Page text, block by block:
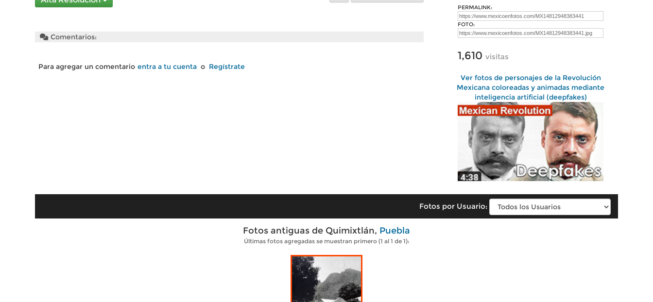
Comentarios:
Para agregar un comentario entra a tu cuenta o Regístrate
PERMALINK:
FOTO:
1,610 visitas
Ver fotos de personajes de la Revolución
Mexicana coloreadas y animadas mediante
inteligencia artificial (deepfakes)
Fotos por Usuario:
Fotos antiguas de Quimixtlán, Puebla
Últimas fotos agregadas se muestran primero (1 al 1 de 1):